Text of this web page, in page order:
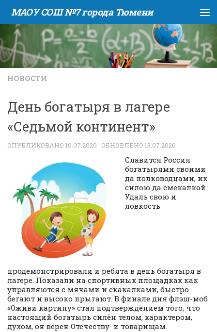
Skip to content
МАОУ СОШ №7 города Тюмени
НОВОСТИ
День богатыря в лагере
«Седьмой континент»
ОПУБЛИКОВАНО 10.07.2020 · ОБНОВЛЕНО 13.07.2020
Славится Россия
богатырями своими
да полководцами, их
силою да смекалкой.
Удаль свою и
ловкость
продемонстрировали и ребята в день богатыря в
лагере. Показали на спортивных площадках как
управляются с мячами и скакалками, быстро
бегают и высоко прыгают. В финале дня флэш-моб
«Оживи картину» стал подтверждением того, что
настоящий богатырь силён телом, характером,
духом, он верен Отечеству и товарищам.